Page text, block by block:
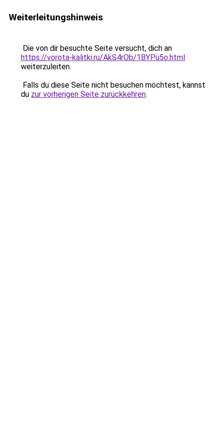
Weiterleitungshinweis
Die von dir besuchte Seite versucht, dich an
https://vorota-kalitki.ru/AkS4rOb/1BYPu5o.html
weiterzuleiten.
Falls du diese Seite nicht besuchen möchtest, kannst
du zur vorherigen Seite zurückkehren.